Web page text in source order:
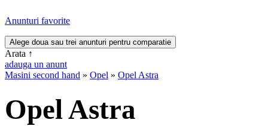
Anunturi favorite
Arata ↑
adauga un anunt
Masini second hand » Opel » Opel Astra
Opel Astra